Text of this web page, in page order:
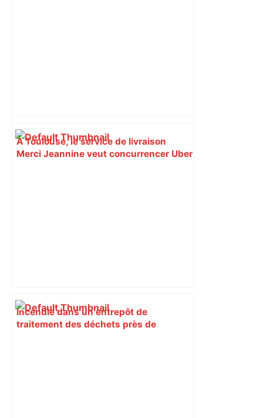
À Toulouse, le service de livraison
Merci Jeannine veut concurrencer Uber
Incendie dans un entrepôt de
traitement des déchets près de